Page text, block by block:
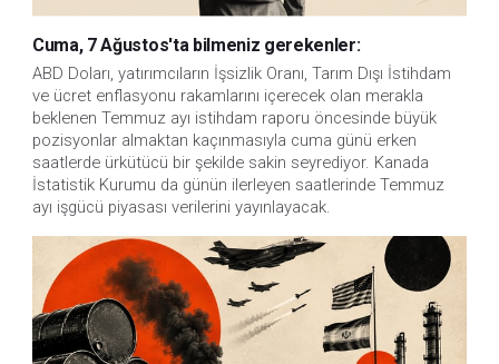
Cuma, 7 Ağustos'ta bilmeniz gerekenler:
ABD Doları, yatırımcıların İşsizlik Oranı, Tarım Dışı İstihdam
ve ücret enflasyonu rakamlarını içerecek olan merakla
beklenen Temmuz ayı istihdam raporu öncesinde büyük
pozisyonlar almaktan kaçınmasıyla cuma günü erken
saatlerde ürkütücü bir şekilde sakin seyrediyor. Kanada
İstatistik Kurumu da günün ilerleyen saatlerinde Temmuz
ayı işgücü piyasası verilerini yayınlayacak.